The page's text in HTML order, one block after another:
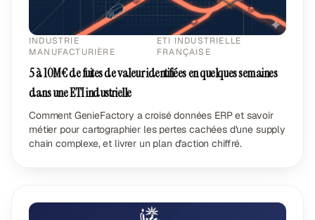
INDUSTRIE
MANUFACTURIÈRE
ETI INDUSTRIELLE
FRANÇAISE
5 à 10M€ de fuites de valeur identifiées en quelques semaines
dans une ETI industrielle
Comment GenieFactory a croisé données ERP et savoir
métier pour cartographier les pertes cachées d'une supply
chain complexe, et livrer un plan d'action chiffré.